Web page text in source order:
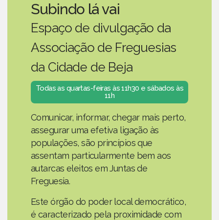
Subindo lá vai
Espaço de divulgação da
Associação de Freguesias
da Cidade de Beja
Todas as quartas-feiras às 11h30 e sábados às
11h
Comunicar, informar, chegar mais perto,
assegurar uma efetiva ligação às
populações, são princípios que
assentam particularmente bem aos
autarcas eleitos em Juntas de
Freguesia.
Este órgão do poder local democrático,
é caracterizado pela proximidade com